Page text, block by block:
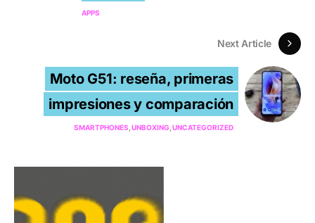
APPS
Next Article
Moto G51: reseña, primeras
impresiones y comparación
SMARTPHONES UNBOXING UNCATEGORIZED